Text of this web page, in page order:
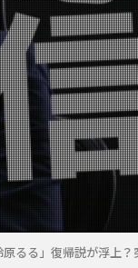
原るる」復帰説が浮上